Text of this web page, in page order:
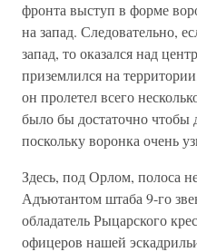
фронта выступ в форме
на запад. Следовательно,
запад, то оказался над
приземлился на
он пролетел всего
было бы достаточно чтобы
поскольку воронка очень
Здесь, под Орлом, полоса
Адъютантом штаба 9-го
обладатель Рыцарского
офицеров нашей